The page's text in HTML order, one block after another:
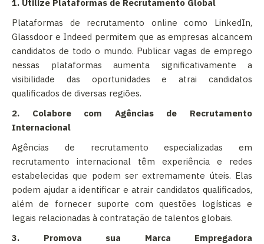
1. Utilize Plataformas de Recrutamento Global
Plataformas de recrutamento online como LinkedIn,
Glassdoor e Indeed permitem que as empresas alcancem
candidatos de todo o mundo. Publicar vagas de emprego
nessas plataformas aumenta significativamente a
visibilidade das oportunidades e atrai candidatos
qualificados de diversas regiões.
2. Colabore com Agências de Recrutamento
Internacional
Agências de recrutamento especializadas em
recrutamento internacional têm experiência e redes
estabelecidas que podem ser extremamente úteis. Elas
podem ajudar a identificar e atrair candidatos qualificados,
além de fornecer suporte com questões logísticas e
legais relacionadas à contratação de talentos globais.
3. Promova sua Marca Empregadora